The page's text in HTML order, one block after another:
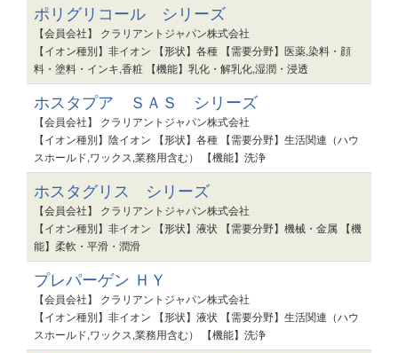
ポリグリコール シリーズ
【会員会社】 クラリアントジャパン株式会社
【イオン種別】非イオン 【形状】各種 【需要分野】医薬,染料・顔
料・塗料・インキ,香粧 【機能】乳化・解乳化,湿潤・浸透
ホスタプア ＳＡＳ シリーズ
【会員会社】 クラリアントジャパン株式会社
【イオン種別】陰イオン 【形状】各種 【需要分野】生活関連（ハウ
スホールド,ワックス,業務用含む） 【機能】洗浄
ホスタグリス シリーズ
【会員会社】 クラリアントジャパン株式会社
【イオン種別】非イオン 【形状】液状 【需要分野】機械・金属 【機
能】柔軟・平滑・潤滑
プレパーゲン ＨＹ
【会員会社】 クラリアントジャパン株式会社
【イオン種別】非イオン 【形状】液状 【需要分野】生活関連（ハウ
スホールド,ワックス,業務用含む） 【機能】洗浄